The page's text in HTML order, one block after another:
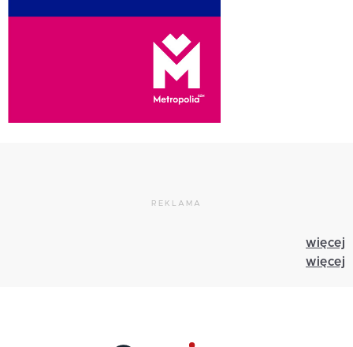
REKLAMA
więcej
więcej